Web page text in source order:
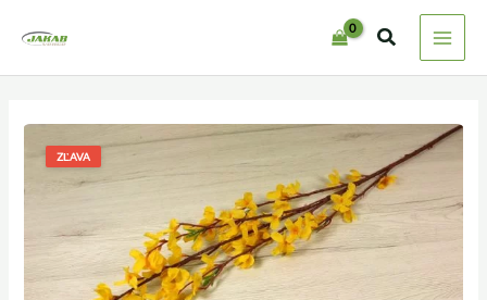
obsah
ZĽAVA